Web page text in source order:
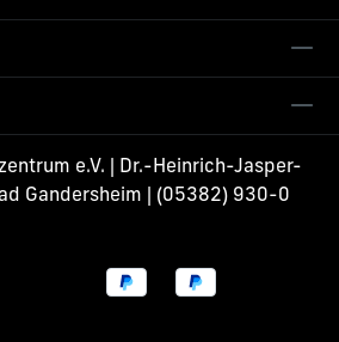
e.V. | Dr.-Heinrich-Jasper-
Gandersheim | (05382) 930-0